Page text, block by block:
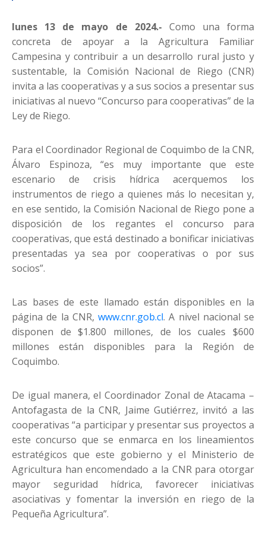
lunes 13 de mayo de 2024.- Como una forma
concreta de apoyar a la Agricultura Familiar
Campesina y contribuir a un desarrollo rural justo y
sustentable, la Comisión Nacional de Riego (CNR)
invita a las cooperativas y a sus socios a presentar sus
iniciativas al nuevo “Concurso para cooperativas” de la
Ley de Riego.
Para el Coordinador Regional de Coquimbo de la CNR,
Álvaro Espinoza, “es muy importante que este
escenario de crisis hídrica acerquemos los
instrumentos de riego a quienes más lo necesitan y,
en ese sentido, la Comisión Nacional de Riego pone a
disposición de los regantes el concurso para
cooperativas, que está destinado a bonificar iniciativas
presentadas ya sea por cooperativas o por sus
socios”.
Las bases de este llamado están disponibles en la
página de la CNR, www.cnr.gob.cl. A nivel nacional se
disponen de $1.800 millones, de los cuales $600
millones están disponibles para la Región de
Coquimbo.
De igual manera, el Coordinador Zonal de Atacama –
Antofagasta de la CNR, Jaime Gutiérrez, invitó a las
cooperativas “a participar y presentar sus proyectos a
este concurso que se enmarca en los lineamientos
estratégicos que este gobierno y el Ministerio de
Agricultura han encomendado a la CNR para otorgar
mayor seguridad hídrica, favorecer iniciativas
asociativas y fomentar la inversión en riego de la
Pequeña Agricultura”.